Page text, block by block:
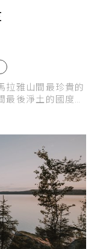
拉雅山間最珍貴的
後淨土的國度，